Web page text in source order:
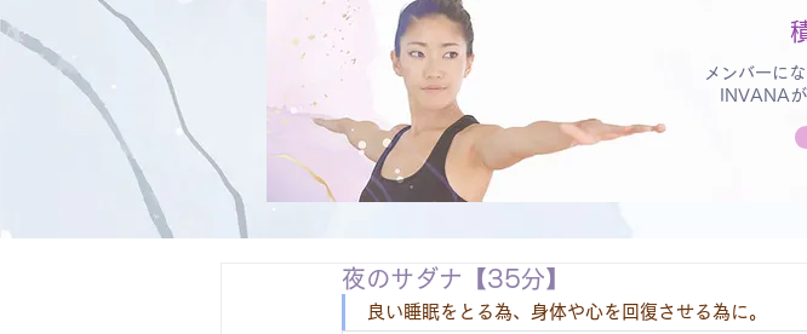
メンバーに
INVANA
夜のサダナ【35分】
良い睡眠をとる為、身体や心を回復させる為に。